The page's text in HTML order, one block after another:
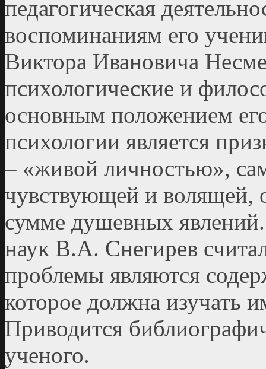
педагогическая
воспоминаниям его
Виктора Ивановича
психологические и
основным положением
психологии является
– «живой личностью»,
чувствующей и волящей,
сумме душевных
наук В.А. Снегирев
проблемы являются
которое должна изучать
Приводится
ученого.